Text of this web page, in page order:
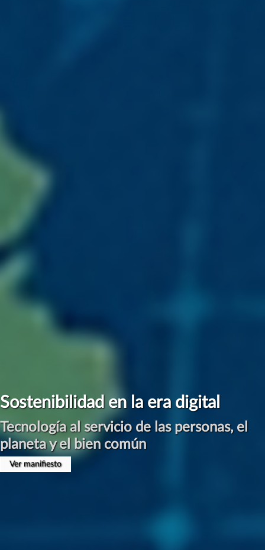
Sostenibilidad en la era digital
Tecnología al servicio de las personas, el
planeta y el bien común
Ver manifiesto